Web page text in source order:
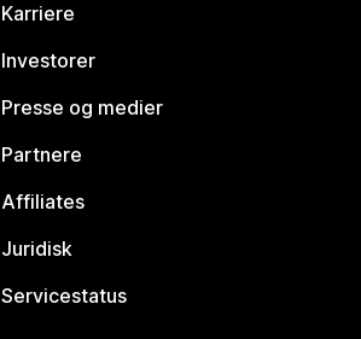
Karriere
Investorer
Presse og medier
Partnere
Affiliates
Juridisk
Servicestatus